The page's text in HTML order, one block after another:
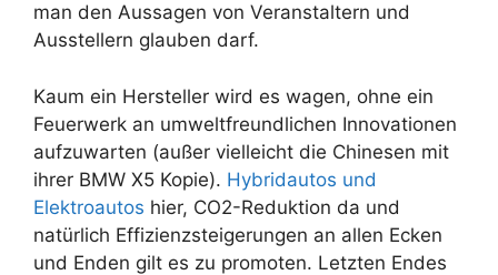
man den Aussagen von Veranstaltern und
Ausstellern glauben darf.
Kaum ein Hersteller wird es wagen, ohne ein
Feuerwerk an umweltfreundlichen Innovationen
aufzuwarten (außer vielleicht die Chinesen mit
ihrer BMW X5 Kopie). Hybridautos und
Elektroautos hier, CO2-Reduktion da und
natürlich Effizienzsteigerungen an allen Ecken
und Enden gilt es zu promoten. Letzten Endes